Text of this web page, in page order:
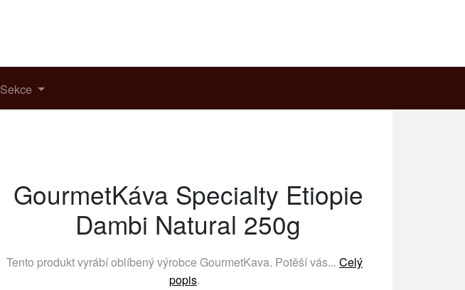
Sekce
GourmetKáva Specialty Etiopie
Dambi Natural 250g
Tento produkt vyrábí oblíbený výrobce GourmetKava. Potěší vás... Celý
popis.